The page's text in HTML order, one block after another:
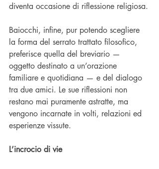
diventa occasione di riflessione religiosa.
Baiocchi, infine, pur potendo scegliere
la forma del serrato trattato filosofico,
preferisce quella del breviario —
oggetto destinato a un’orazione
familiare e quotidiana — e del dialogo
tra due amici. Le sue riflessioni non
restano mai puramente astratte, ma
vengono incarnate in volti, relazioni ed
esperienze vissute.
L’incrocio di vie